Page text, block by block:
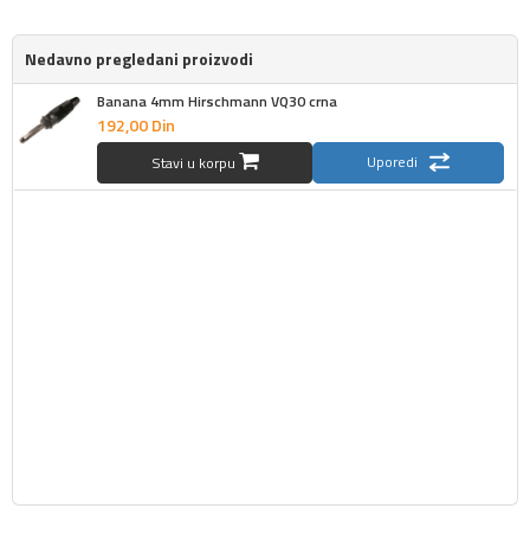
Nedavno pregledani proizvodi
Banana 4mm Hirschmann VQ30 crna
192,00Din
Stavi u korpu Uporedi